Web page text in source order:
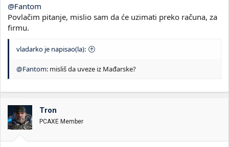
@Fantom
Povlačim pitanje, mislio sam da će uzimati preko računa, za
firmu.
vladarko je napisao(la):
@Fantom: misliš da uveze iz Mađarske?
Tron
PCAXE Member